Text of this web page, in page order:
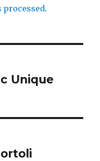
processed.
Unique